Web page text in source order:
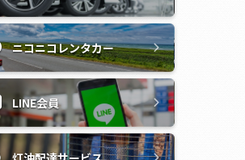
ニコニコレンタカー
LINE会員